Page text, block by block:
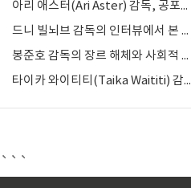
아리 애스터(Ari Aster) 감독, 공포미학, 가족서사, 감독인터뷰
드니 빌뇌브 감독의 인터뷰에서 본 영화관 (감독철학, 제작기, 캐릭터)
봉준호 감독의 장르 해체와 사회적 은유, 창작의 원칙
타이카 와이티티(Taika Waititi) 감독, 영화 세계, 상징성, 비하인드 스토리
```